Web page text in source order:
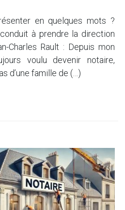
en quelques mots ?
à prendre la direction
Charles Rault : Depuis mon
voulu devenir notaire,
d’une famille de (…)